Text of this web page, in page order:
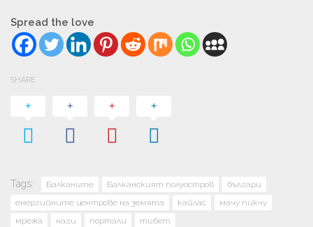
Spread the love
SHARE
Tags: Балканите Балканският полуостров
българи
енергийните центрове на земята
кайлас
мачу пикчу
мрежа
наги портали тибет